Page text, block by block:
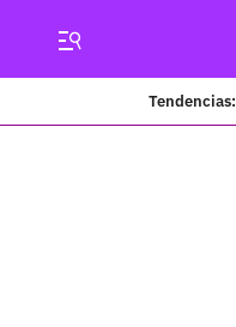
Tendencias: